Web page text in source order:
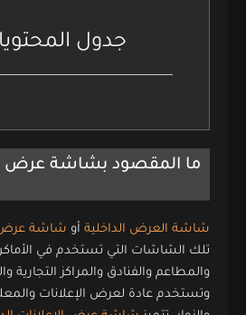
جدول
ما المقصود بشاشة عرض
شاشة العرض الداخلية أو شاشة عرض
تلك الشاشات التي تستخدم في
والمطاعم والفنادق والمراكز التجارية
وتستخدم عادة لعرض الإعلانات